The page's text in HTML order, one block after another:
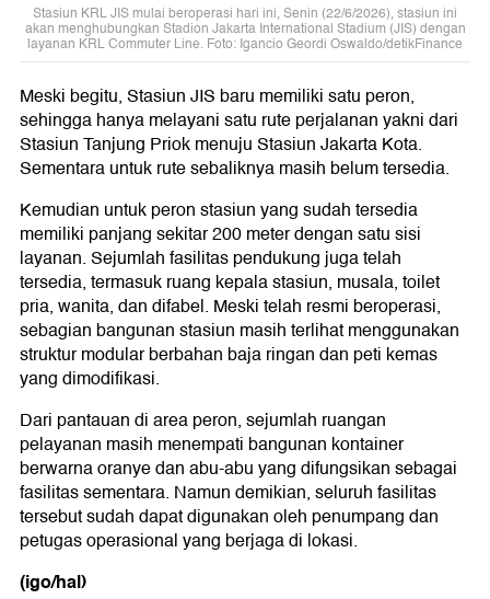
Stasiun KRL JIS mulai beroperasi hari ini, Senin (22/6/2026), stasiun ini
akan menghubungkan Stadion Jakarta International Stadium (JIS) dengan
layanan KRL Commuter Line. Foto: Igancio Geordi Oswaldo/detikFinance
Meski begitu, Stasiun JIS baru memiliki satu peron,
sehingga hanya melayani satu rute perjalanan yakni dari
Stasiun Tanjung Priok menuju Stasiun Jakarta Kota.
Sementara untuk rute sebaliknya masih belum tersedia.
Kemudian untuk peron stasiun yang sudah tersedia
memiliki panjang sekitar 200 meter dengan satu sisi
layanan. Sejumlah fasilitas pendukung juga telah
tersedia, termasuk ruang kepala stasiun, musala, toilet
pria, wanita, dan difabel. Meski telah resmi beroperasi,
sebagian bangunan stasiun masih terlihat menggunakan
struktur modular berbahan baja ringan dan peti kemas
yang dimodifikasi.
Dari pantauan di area peron, sejumlah ruangan
pelayanan masih menempati bangunan kontainer
berwarna oranye dan abu-abu yang difungsikan sebagai
fasilitas sementara. Namun demikian, seluruh fasilitas
tersebut sudah dapat digunakan oleh penumpang dan
petugas operasional yang berjaga di lokasi.
(igo/hal)